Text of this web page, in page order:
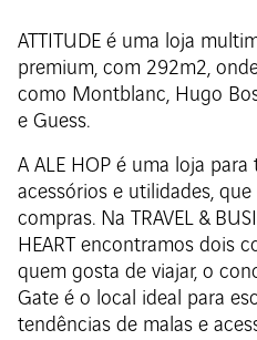
ATTITUDE é uma loja
premium, com 292m2,
como Montblanc, Hugo
e Guess.
A ALE HOP é uma loja
acessórios e utilidades,
compras. Na TRAVEL &
HEART encontramos dois
quem gosta de viajar, o
Gate é o local ideal para
tendências de malas e